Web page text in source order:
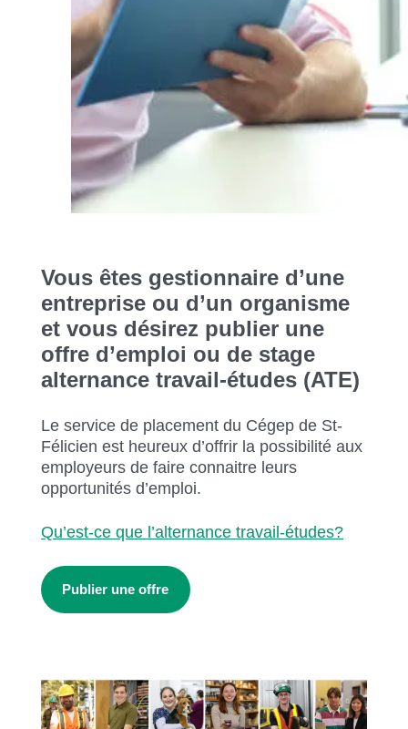
Vous êtes gestionnaire d’une
entreprise ou d’un organisme
et vous désirez publier une
offre d’emploi ou de stage
alternance travail-études (ATE)
Le service de placement du Cégep de St-
Félicien est heureux d’offrir la possibilité aux
employeurs de faire connaitre leurs
opportunités d’emploi.
Qu’est-ce que l’alternance travail-études?
Publier une offre